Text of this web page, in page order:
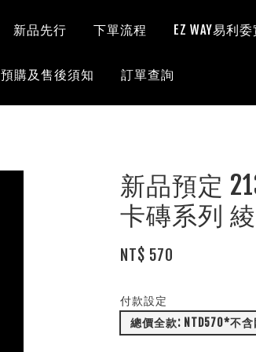
新品先行 下單流程 EZ WAY易利
預購及售後須知 訂單查詢
新品預定
卡磚系列
NT$ 570
付款設定
總價全款: